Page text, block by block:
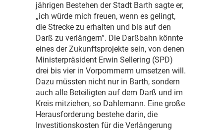
jährigen Bestehen der Stadt Barth sagte er,
„ich würde mich freuen, wenn es gelingt,
die Strecke zu erhalten und bis auf den
Darß zu verlängern”. Die Darßbahn könnte
eines der Zukunftsprojekte sein, von denen
Ministerpräsident Erwin Sellering (SPD)
drei bis vier in Vorpommerm umsetzen will.
Dazu müssten nicht nur in Barth, sondern
auch alle Beteiligten auf dem Darß und im
Kreis mitziehen, so Dahlemann. Eine große
Herausforderung bestehe darin, die
Investitionskosten für die Verlängerung